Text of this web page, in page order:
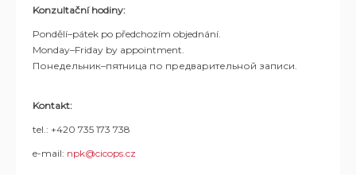
Konzultační hodiny:
Pondělí–pátek po předchozím objednání.
Monday–Friday by appointment.
Понедельник–пятница по предварительной записи.
Kontakt:
tel.: +420 735 173 738
e-mail: npk@cicops.cz